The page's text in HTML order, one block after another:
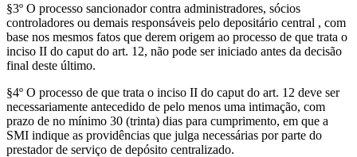
§3º O processo sancionador contra administradores, sócios
controladores ou demais responsáveis pelo depositário central , com
base nos mesmos fatos que derem origem ao processo de que trata o
inciso II do caput do art. 12, não pode ser iniciado antes da decisão
final deste último.
§4º O processo de que trata o inciso II do caput do art. 12 deve ser
necessariamente antecedido de pelo menos uma intimação, com
prazo de no mínimo 30 (trinta) dias para cumprimento, em que a
SMI indique as providências que julga necessárias por parte do
prestador de serviço de depósito centralizado.